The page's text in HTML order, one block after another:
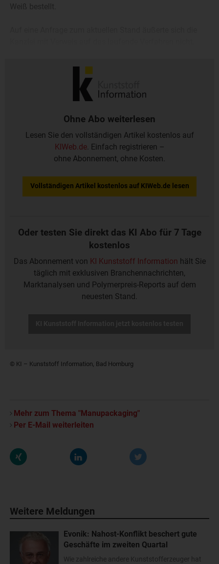
Weiß bestellt.
Mitarbeiter von der Insolvenz betroffen sein.
Ohne Abo weiterlesen
Lesen Sie den vollständigen Artikel kostenlos auf
KIWeb.de. Einfach registrieren –
ohne Abonnement, ohne Kosten.
Vollständigen Artikel kostenlos auf KIWeb.de lesen
Oder testen Sie direkt das KI Abo für 7 Tage
kostenlos
Das Abonnement von KI Kunststoff Information hält Sie
täglich mit exklusiven Branchennachrichten,
Marktanalysen und Polymerpreis-Reports auf dem
neuesten Stand.
© KI – Kunststoff Information, Bad Homburg
Mehr zum Thema "Manupackaging"
Per E-Mail weiterleiten
Weitere Meldungen
Evonik: Nahost-Konflikt beschert gute
Geschäfte im zweiten Quartal
Wie zahlreiche andere Kunststofferzeuger hat